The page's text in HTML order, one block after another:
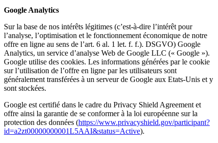
Google Analytics
Sur la base de nos intérêts légitimes (c’est-à-dire l’intérêt pour
l’analyse, l’optimisation et le fonctionnement économique de notre
offre en ligne au sens de l’art. 6 al. 1 let. f. f.). DSGVO) Google
Analytics, un service d’analyse Web de Google LLC (« Google »).
Google utilise des cookies. Les informations générées par le cookie
sur l’utilisation de l’offre en ligne par les utilisateurs sont
généralement transférées à un serveur de Google aux Etats-Unis et y
sont stockées.
Google est certifié dans le cadre du Privacy Shield Agreement et
offre ainsi la garantie de se conformer à la loi européenne sur la
protection des données (https://www.privacyshield.gov/participant?
id=a2zt00000000001L5AAI&status=Active).